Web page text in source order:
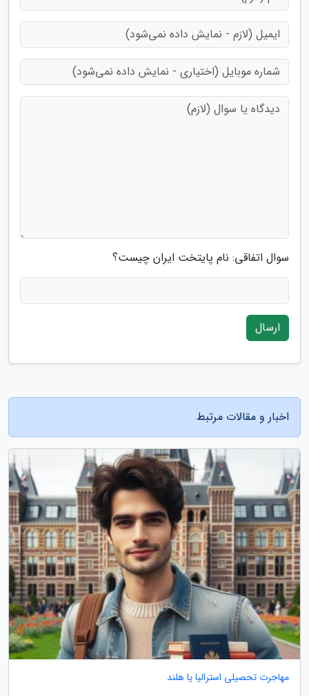
سوال اتفاقی: نام پایتخت ایران چیست؟
ارسال
اخبار و مقالات مرتبط
مهاجرت تحصیلی استرالیا یا هلند